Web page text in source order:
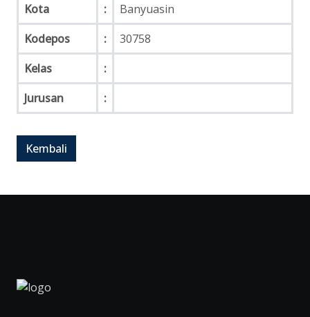
Kota
:
Banyuasin
Kodepos
:
30758
Kelas
:
Jurusan
: